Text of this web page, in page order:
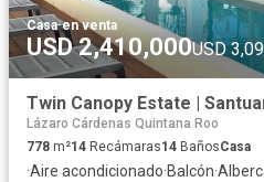
Casa·en venta
USD 2,410,000USD
Twin Canopy Estate |
Lázaro Cárdenas Quintana Roo
778 m²14 Recámaras14 BañosCasa
·Aire acondicionado·Balcón·